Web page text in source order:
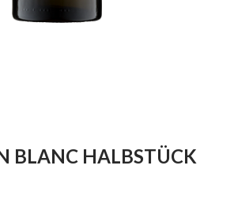
BLANC HALBSTÜCK